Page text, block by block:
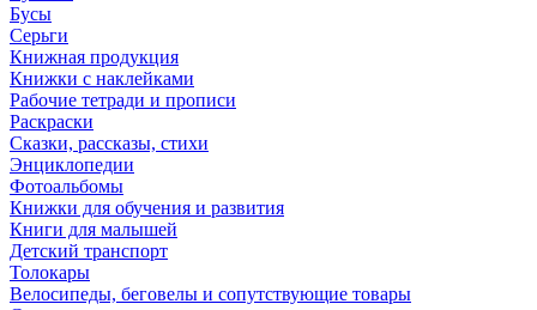
Бусы
Серьги
Книжная продукция
Книжки с наклейками
Рабочие тетради и прописи
Раскраски
Сказки, рассказы, стихи
Энциклопедии
Фотоальбомы
Книжки для обучения и развития
Книги для малышей
Детский транспорт
Толокары
Велосипеды, беговелы и сопутствующие товары